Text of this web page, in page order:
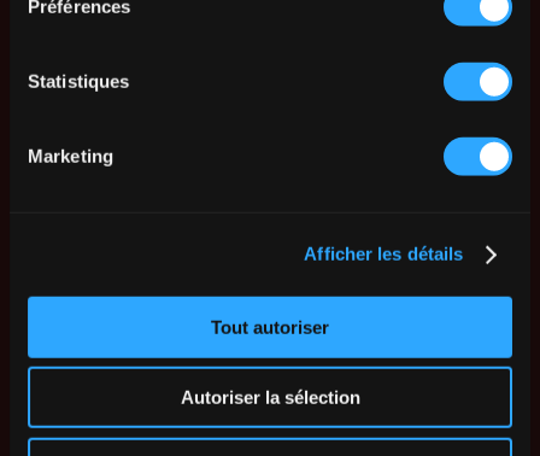
Préférences
Statistiques
Marketing
Afficher les détails
Tout autoriser
Autoriser la sélection